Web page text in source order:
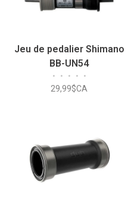
Jeu de pedalier Shimano
BB-UN54
• • • • •
29,99$CA